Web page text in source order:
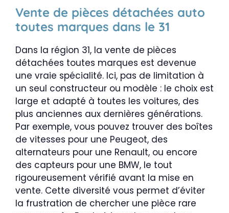
Vente de pièces détachées auto
toutes marques dans le 31
Dans la région 31, la vente de pièces
détachées toutes marques est devenue
une vraie spécialité. Ici, pas de limitation à
un seul constructeur ou modèle : le choix est
large et adapté à toutes les voitures, des
plus anciennes aux dernières générations.
Par exemple, vous pouvez trouver des boîtes
de vitesses pour une Peugeot, des
alternateurs pour une Renault, ou encore
des capteurs pour une BMW, le tout
rigoureusement vérifié avant la mise en
vente. Cette diversité vous permet d’éviter
la frustration de chercher une pièce rare